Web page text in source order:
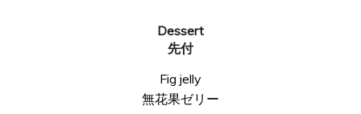
Dessert
先付
Fig jelly
無花果ゼリー